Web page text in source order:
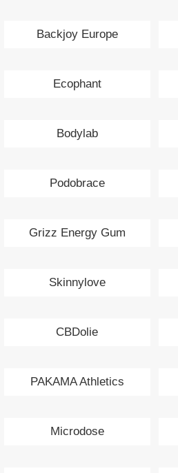
Backjoy Europe
Ecophant
Bodylab
Podobrace
Grizz Energy Gum
Skinnylove
CBDolie
PAKAMA Athletics
Microdose